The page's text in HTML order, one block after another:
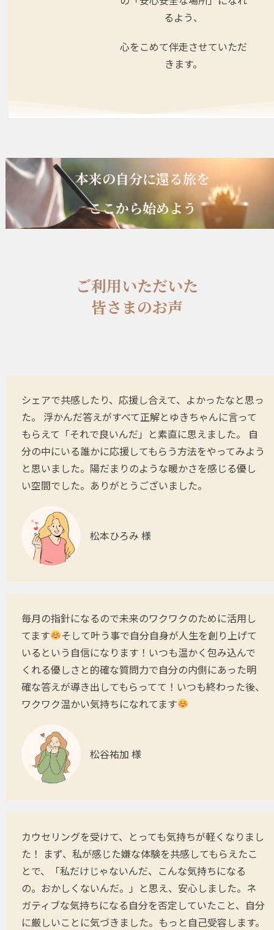
るよう、
心をこめて伴走させていただ
きます。
本来の自分に還る旅を
ここから始めよう
ご利用いただいた
皆さまのお声
シェアで共感したり、応援し合えて、よかったなと思っ
た。 浮かんだ答えがすべて正解とゆきちゃんに言って
もらえて「それで良いんだ」と素直に思えました。 自
分の中にいる誰かに応援してもらう方法をやってみよう
と思いました。陽だまりのような暖かさを感じる優し
い空間でした。ありがとうございました。
松本ひろみ 様
毎月の指針になるので未来のワクワクのために活用し
てます
そして叶う事で自分自身が人生を創り上げて
いるという自信になります！いつも温かく包み込んで
くれる優しさと的確な質問力で自分の内側にあった明
確な答えが導き出してもらってて！いつも終わった後、
ワクワク温かい気持ちになれてます
松谷祐加 様
カウセリングを受けて、とっても気持ちが軽くなりまし
た！ まず、私が感じた嫌な体験を共感してもらえたこ
とで、「私だけじゃないんだ、こんな気持ちになる
の。おかしくないんだ。」と思え、安心しました。ネ
ガティブな気持ちになる自分を否定していたこと、自分
に厳しいことに気づきました。もっと自己受容します。